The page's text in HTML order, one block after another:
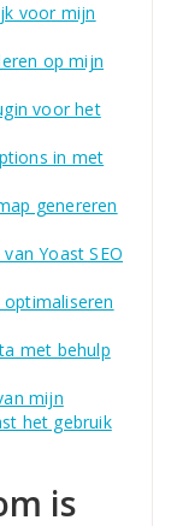
voor mijn
op mijn
voor het
in met
genereren
Yoast SEO
met behulp
mijn
het gebruik
is